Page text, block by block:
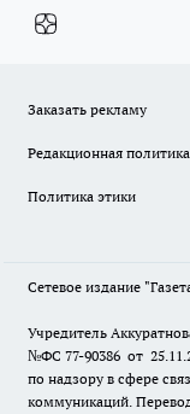
Заказать рекламу
Редакционная политика
Политика этики
Сетевое издание
Учредитель
№ФС 77-90386 от
по надзору в сфере
коммуникаций.